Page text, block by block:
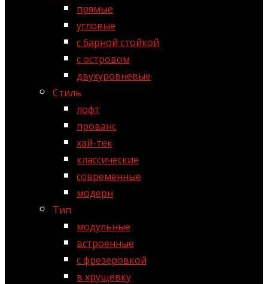
прямые
угловые
с барной стойкой
с островом
двухуровневые
Стиль
лофт
прованс
хай-тек
классические
современные
модерн
Тип
модульные
встроенные
с фрезеровкой
в хрущевку